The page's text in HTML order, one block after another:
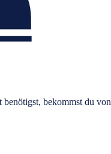
bekommst du von